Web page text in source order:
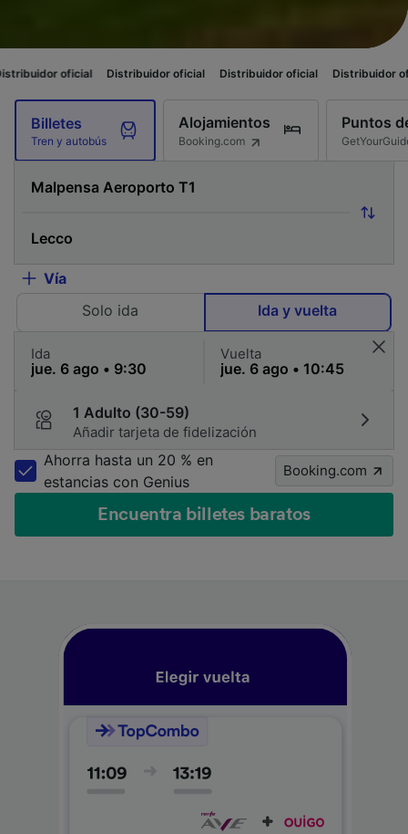
Distribuidor oficial Distribuidor oficial Distribuidor oficial
Billetes
Tren y autobús
Alojamientos
Booking.com
Puntos
Vía
Solo ida
Ida y vuelta
Ida Vuelta
1 Adulto (30-59)
Añadir tarjeta de fidelización
Ahorra hasta un 20 % en
estancias con Genius
Booking.com
Encuentra billetes baratos